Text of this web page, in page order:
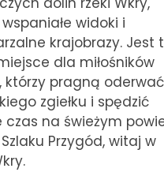
widoki i
krajobrazy. Jest
dla miłośników
którzy pragną
zgiełku i spędzić
czas na świeżym
Przygód, witaj w